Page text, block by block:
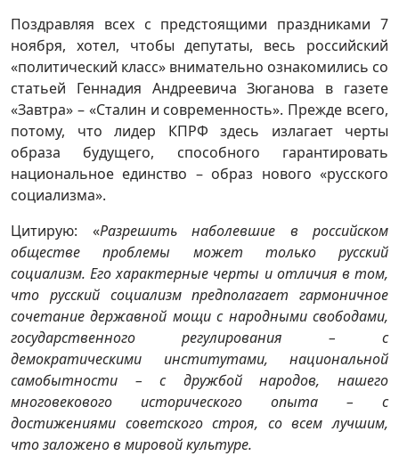
Поздравляя всех с предстоящими праздниками 7
ноября, хотел, чтобы депутаты, весь российский
«политический класс» внимательно ознакомились со
статьей Геннадия Андреевича Зюганова в газете
«Завтра» – «Сталин и современность». Прежде всего,
потому, что лидер КПРФ здесь излагает черты
образа будущего, способного гарантировать
национальное единство – образ нового «русского
социализма».
Цитирую: «Разрешить наболевшие в российском
обществе проблемы может только русский
социализм. Его характерные черты и отличия в том,
что русский социализм предполагает гармоничное
сочетание державной мощи с народными свободами,
государственного регулирования – с
демократическими институтами, национальной
самобытности – с дружбой народов, нашего
многовекового исторического опыта – с
достижениями советского строя, со всем лучшим,
что заложено в мировой культуре.